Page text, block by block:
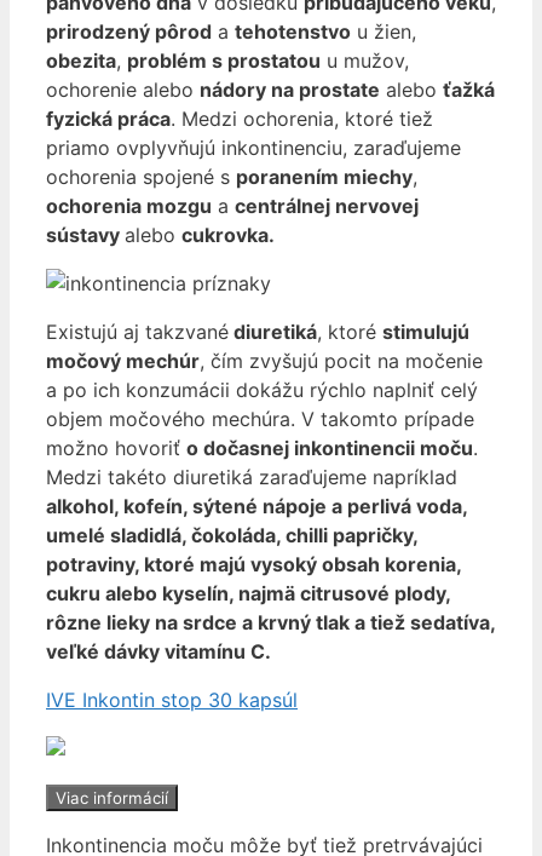
prirodzený pôrod a tehotenstvo u žien,
obezita, problém s prostatou u mužov,
ochorenie alebo nádory na prostate alebo ťažká
fyzická práca. Medzi ochorenia, ktoré tiež
priamo ovplyvňujú inkontinenciu, zaraďujeme
ochorenia spojené s poranením miechy,
ochorenia mozgu a centrálnej nervovej
sústavy alebo cukrovka.
Existujú aj takzvané diuretiká, ktoré stimulujú
močový mechúr, čím zvyšujú pocit na močenie
a po ich konzumácii dokážu rýchlo naplniť celý
objem močového mechúra. V takomto prípade
možno hovoriť o dočasnej inkontinencii moču.
Medzi takéto diuretiká zaraďujeme napríklad
alkohol, kofeín, sýtené nápoje a perlivá voda,
umelé sladidlá, čokoláda, chilli papričky,
potraviny, ktoré majú vysoký obsah korenia,
cukru alebo kyselín, najmä citrusové plody,
rôzne lieky na srdce a krvný tlak a tiež sedatíva,
veľké dávky vitamínu C.
IVE Inkontin stop 30 kapsúl
Viac informácií
Inkontinencia moču môže byť tiež pretrvávajúci